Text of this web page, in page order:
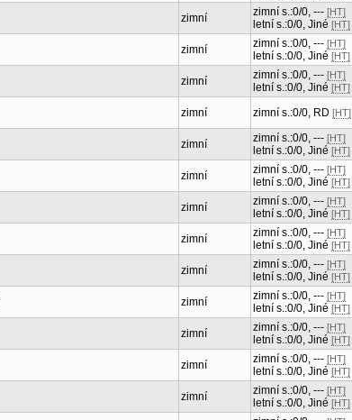
zimní zimní s.:0/0, --- [HT]
letní s.:0/0, Jiné [HT]
zimní zimní s.:0/0, --- [HT]
letní s.:0/0, Jiné [HT]
zimní zimní s.:0/0, --- [HT]
letní s.:0/0, Jiné [HT]
zimní zimní s.:0/0, RD [HT]
zimní zimní s.:0/0, --- [HT]
letní s.:0/0, Jiné [HT]
zimní zimní s.:0/0, --- [HT]
letní s.:0/0, Jiné [HT]
zimní zimní s.:0/0, --- [HT]
letní s.:0/0, Jiné [HT]
zimní zimní s.:0/0, --- [HT]
letní s.:0/0, Jiné [HT]
zimní zimní s.:0/0, --- [HT]
letní s.:0/0, Jiné [HT]
zimní zimní s.:0/0, --- [HT]
letní s.:0/0, Jiné [HT]
zimní zimní s.:0/0, --- [HT]
letní s.:0/0, Jiné [HT]
zimní zimní s.:0/0, --- [HT]
letní s.:0/0, Jiné [HT]
zimní zimní s.:0/0, --- [HT]
letní s.:0/0, Jiné [HT]